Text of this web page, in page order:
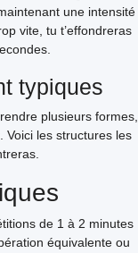
une intensité
vite, tu t’effondreras
typiques
plusieurs formes,
Voici les structures les
de 1 à 2 minutes
équivalente ou